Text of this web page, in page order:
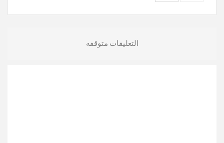
التعليقات متوقفه